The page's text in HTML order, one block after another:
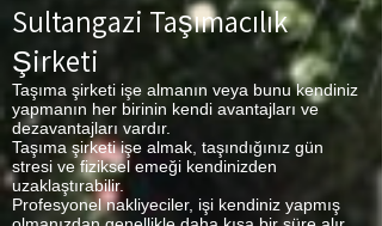
Sultangazi Taşımacılık
Şirketi
Taşıma şirketi işe almanın veya bunu kendiniz
yapmanın her birinin kendi avantajları ve
dezavantajları vardır.
Taşıma şirketi işe almak, taşındığınız gün
stresi ve fiziksel emeği kendinizden
uzaklaştırabilir.
Profesyonel nakliyeciler, işi kendiniz yapmış